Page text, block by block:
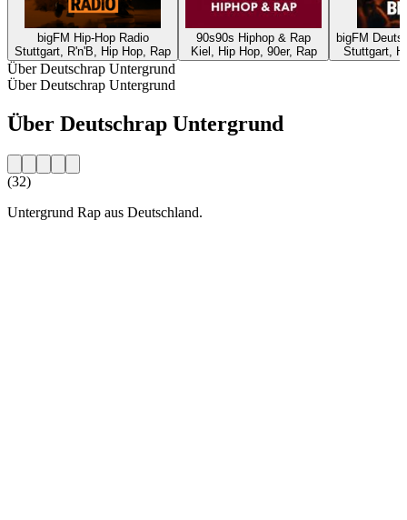
bigFM Hip-Hop Radio
Stuttgart, R'n'B, Hip Hop, Rap
90s90s Hiphop & Rap
Kiel, Hip Hop, 90er, Rap
bigFM
Stuttgart,
Über Deutschrap Untergrund
Über Deutschrap Untergrund
Über Deutschrap Untergrund
(32)
Untergrund Rap aus Deutschland.